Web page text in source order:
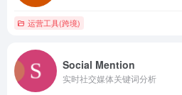
运营工具(跨境)
Social Mention
实时社交媒体关键词分析